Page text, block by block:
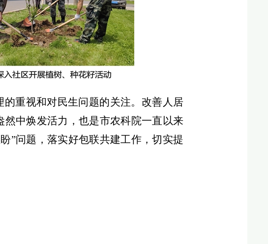
的重视和对民生问题的关注。改善人居
中焕发活力，也是市农科院一直以来
”问题，落实好包联共建工作，切实提